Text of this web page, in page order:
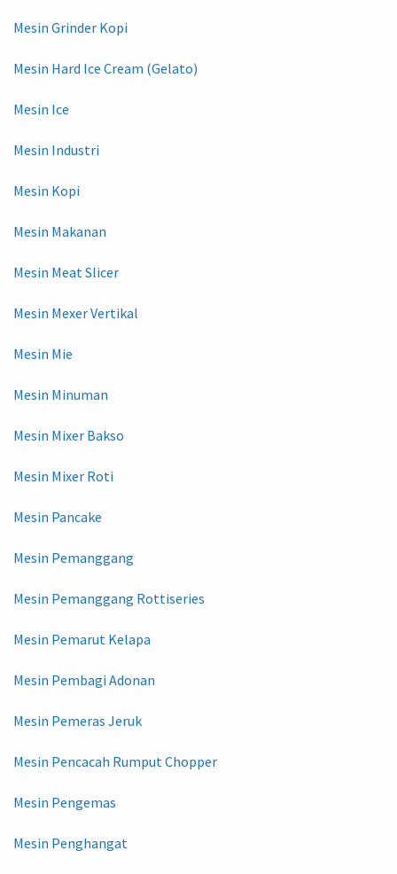
Mesin Grinder Kopi
Mesin Hard Ice Cream (Gelato)
Mesin Ice
Mesin Industri
Mesin Kopi
Mesin Makanan
Mesin Meat Slicer
Mesin Mexer Vertikal
Mesin Mie
Mesin Minuman
Mesin Mixer Bakso
Mesin Mixer Roti
Mesin Pancake
Mesin Pemanggang
Mesin Pemanggang Rottiseries
Mesin Pemarut Kelapa
Mesin Pembagi Adonan
Mesin Pemeras Jeruk
Mesin Pencacah Rumput Chopper
Mesin Pengemas
Mesin Penghangat